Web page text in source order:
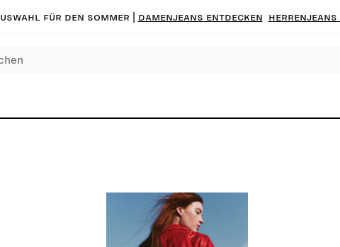
für den Sommer | Damenjeans entdecken Herrenjeans